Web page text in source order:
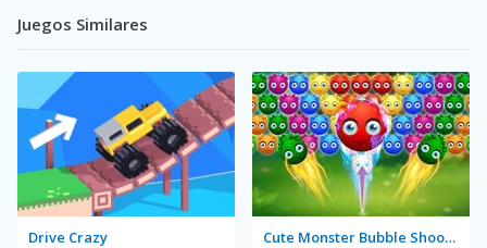
Juegos Similares
Drive Crazy Cute Monster Bubble Shooter